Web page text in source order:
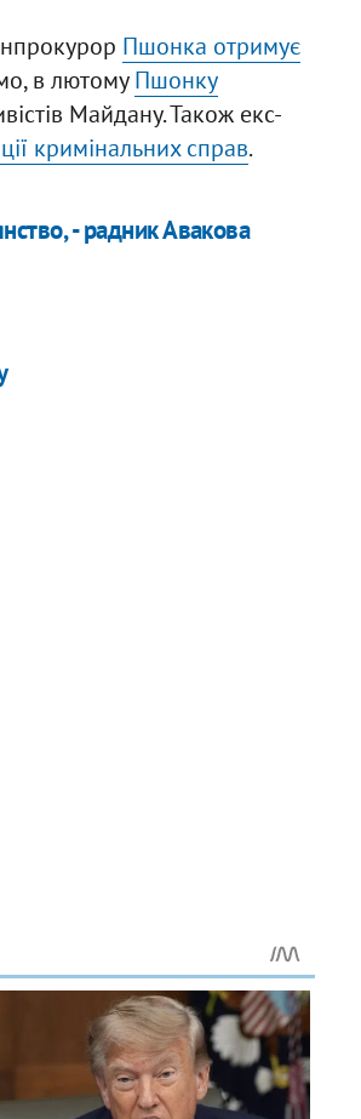
Пшонка отримує
в лютомуПшонку
Майдану. Також екс-
кримінальних справ.
- радник Авакова